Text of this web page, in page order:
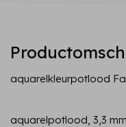
aquarelkleurpotlood
aquarelpotlood, 3,3